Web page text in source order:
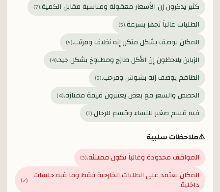
كثير يذكرون إن الأسعار معقولة ومناسبة مقابل الكمية.(
7
)
الطلبات غالباً تجهز بسرعة.(
5
)
المكان يوصف بشكل متكرر إنه نظيف ومرتب.(
5
)
الزباين يلاحظون إن الأكل طازج ومطبوخ بشكل جيد.(
4
)
الطاقم يوصف إنه بشوش ومرحب.(
3
)
الحصص والسعر مع بعض يعتبرون قيمة ممتازة.(
4
)
فيه قسم صغير للنساء وقسم للرجال.(
1
)
⚠️ملاحظات سلبية
المواقف محدودة وغالباً تكون ممتلئة.(
3
)
المكان يعتمد على الطلبات الخارجية فقط وما فيه جلسات
داخلية. (
2
)